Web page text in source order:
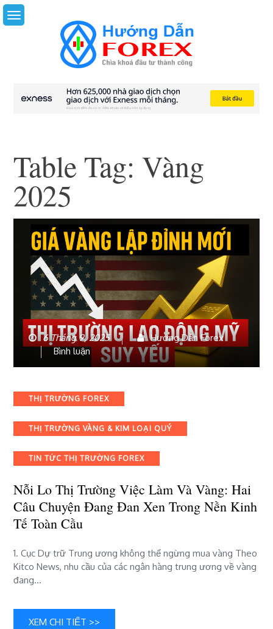
Skip
to
Table Tag:Vàng
2025
6 Tháng 9, 2025
Hướng Dẫn Forex
Bình luậnbài
viết
lo
thị
việc
và
Hai
câu
chuyện
xen
trong
toàn
Categories
THỊ TRƯỜNG FOREX
THỊ TRƯỜNG VÀNG & KIM LOẠI QUÝ
TIN TỨC THỊ TRƯỜNG FOREX
Nỗi Lo Thị Trường Việc Làm Và Vàng: Hai
Câu Chuyện Đang Đan Xen Trong Nền Kinh
Tế Toàn Cầu
1. Cục Dự trữ Trung ương không thể ngừng mua vàng Theo
Kitco News, nhu cầu của các ngân hàng trung ương về vàng
đang…
XEM CHI TIẾT >>